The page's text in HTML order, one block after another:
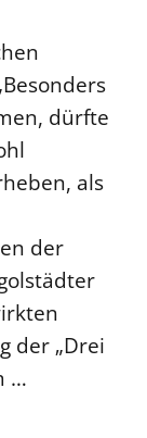
dürfte
als
der
der „Drei
…